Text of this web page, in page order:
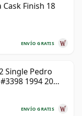
Finish 18
ENVÍO GRATIS
Single Pedro
1994 20
ENVÍO GRATIS